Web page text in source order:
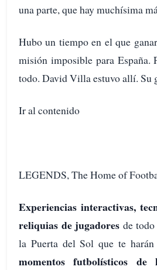
una parte, que hay muchísima
Hubo un tiempo en el que
misión imposible para España.
todo. David Villa estuvo allí. Su
Ir al contenido
LEGENDS, The Home of
Experiencias interactivas,
reliquias de jugadores de
la Puerta del Sol que te
momentos futbolísticos de